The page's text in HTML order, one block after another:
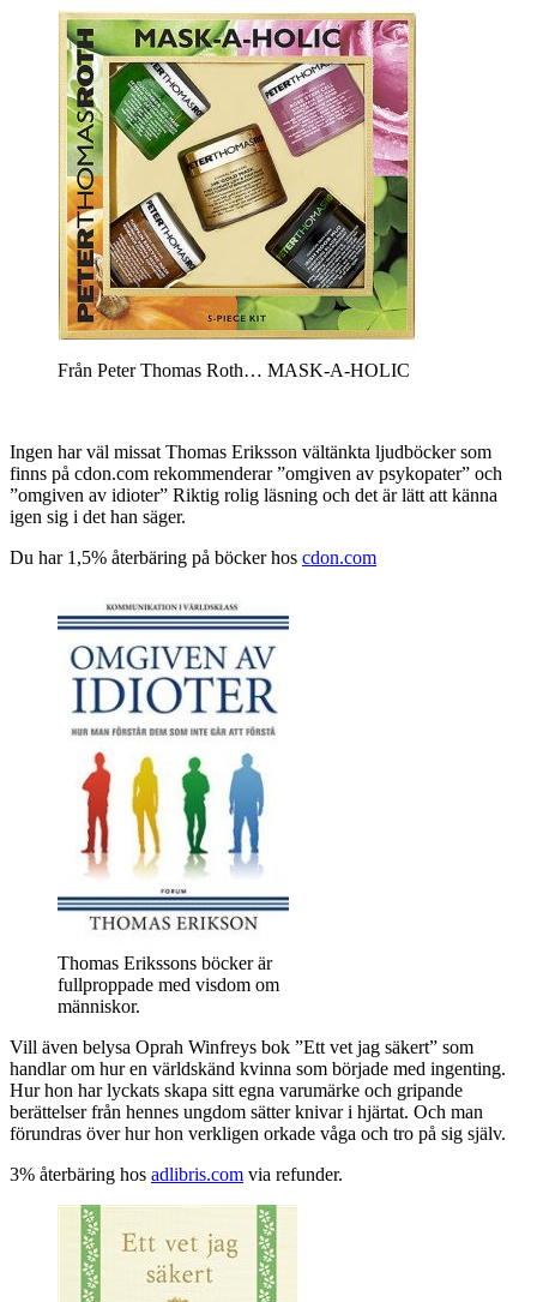
Från Peter Thomas Roth… MASK-A-HOLIC
Ingen har väl missat Thomas Eriksson vältänkta ljudböcker som
finns på cdon.com rekommenderar ”omgiven av psykopater” och
”omgiven av idioter” Riktig rolig läsning och det är lätt att känna
igen sig i det han säger.
Du har 1,5% återbäring på böcker hos cdon.com
Thomas Erikssons böcker är
fullproppade med visdom om
människor.
Vill även belysa Oprah Winfreys bok ”Ett vet jag säkert” som
handlar om hur en världskänd kvinna som började med ingenting.
Hur hon har lyckats skapa sitt egna varumärke och gripande
berättelser från hennes ungdom sätter knivar i hjärtat. Och man
förundras över hur hon verkligen orkade våga och tro på sig själv.
3% återbäring hos adlibris.com via refunder.